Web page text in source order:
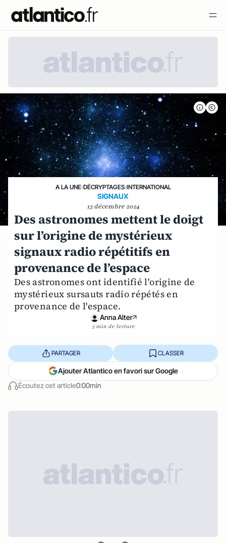
A LA UNE›DÉCRYPTAGES›INTERNATIONAL
SIGNAUX
13 décembre 2024
Des astronomes mettent le doigt
sur l’origine de mystérieux
signaux radio répétitifs en
provenance de l’espace
Des astronomes ont identifié l'origine de
mystérieux sursauts radio répétés en
provenance de l'espace.
Anna Alter
3 min de lecture
Écoutez cet article0:00min
PARTAGER CLASSER
Ajouter Atlantico en favori sur Google